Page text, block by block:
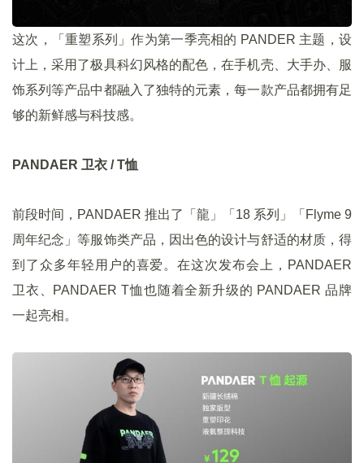
这次，「重塑系列」作为第一季亮相的 PANDER 主题，设
计上，采用了极具科幻风格的配色，在手机壳、大手办、服
饰系列等产品中都融入了独特的元素，每一款产品都拥有足
够的新鲜感与科技感。
PANDAER 卫衣 / T恤
前段时间，PANDAER 推出了「龍」「18 系列」「Flyme 9
周年纪念」等服饰类产品，因出色的设计与舒适的材质，得
到了众多年轻用户的喜爱。在这次发布会上，PANDAER
卫衣、PANDAER T恤也随着全新升级的 PANDAER 品牌
一起亮相。